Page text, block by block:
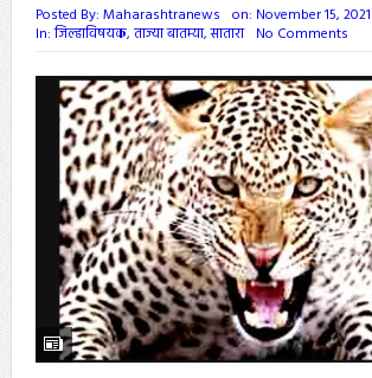
Posted By: Maharashtranews on: November 15, 2021
In:जिल्हाविषयक, ताज्या बातम्या,सातारा No Comments